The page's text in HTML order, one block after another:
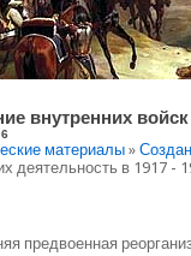
внутренних войск
материалы»
деятельность в 1917 -
предвоенная